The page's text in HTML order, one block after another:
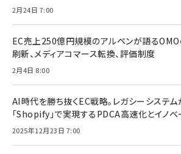
2月24日 7:00
EC売上250億円規模のアルペンが語る
刷新、メディアコマース転換、評価制度
2月4日 8:00
AI時代を勝ち抜くEC戦略。レガシーシステム
「Shopify」で実現するPDCA高速化とイノベ
2025年12月23日 7:00